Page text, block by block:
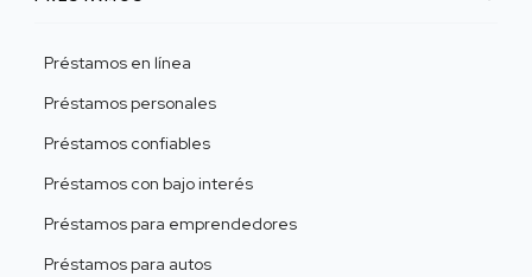
Préstamos en línea
Préstamos personales
Préstamos confiables
Préstamos con bajo interés
Préstamos para emprendedores
Préstamos para autos